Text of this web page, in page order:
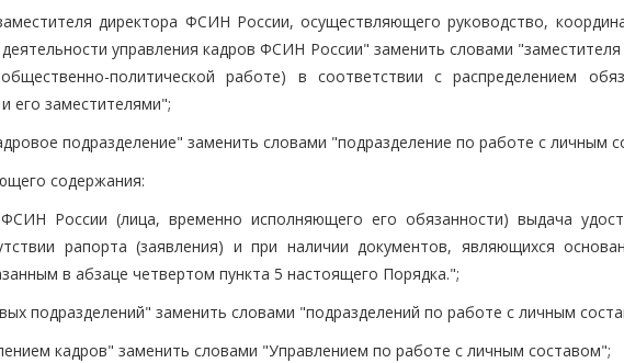
директора ФСИН России, осуществляющего руководство,
управления кадров ФСИН России" заменить словами
политической работе) в соответствии с распределением
его заместителями";
подразделение" заменить словами "подразделение по работе с личным
содержания:
России (лица, временно исполняющего его обязанности) выдача
рапорта (заявления) и при наличии документов, являющихся
в абзаце четвертом пункта 5 настоящего Порядка.";
подразделений" заменить словами "подразделений по работе с личным
кадров" заменить словами "Управлением по работе с личным составом";